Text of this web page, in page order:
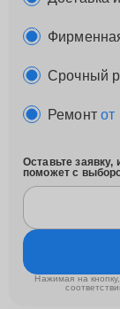
Срочный
Ремонтот
Оставьте
поможет с
Нажимая на